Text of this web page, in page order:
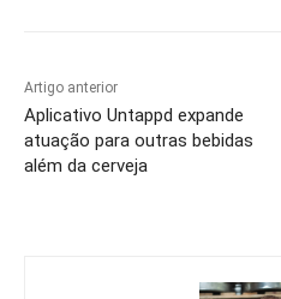
Artigo anterior
Aplicativo Untappd expande
atuação para outras bebidas
além da cerveja